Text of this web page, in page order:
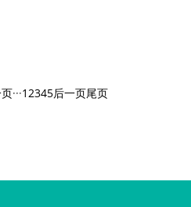
···12345后一页尾页